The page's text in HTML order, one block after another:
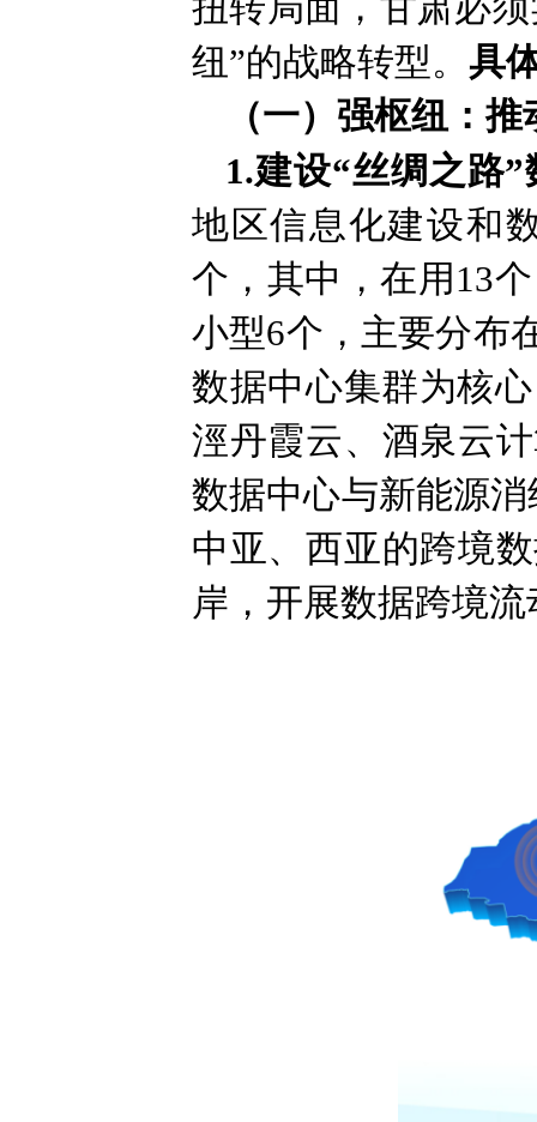
扭转局面，甘肃必
纽”的战略转型。 具
（一）强枢纽：
1.建设“丝绸之路
地区信息化建设和
个，其中，在用13
小型6个，主要分布
数据中心集群为核
涇丹霞云、酒泉云
数据中心与新能源
中亚、西亚的跨境
岸，开展数据跨境